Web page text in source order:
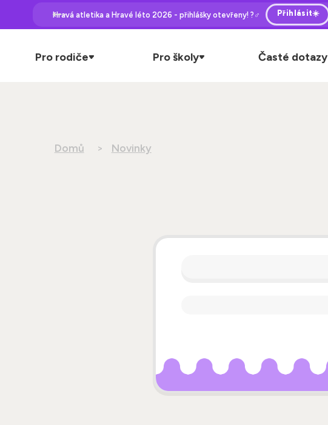
Hravá atletika a Hravé léto 2026 - přihlášky otevřeny! ?‍♂️ Přihlásit☀️
Pro rodiče Pro školy Časté dotazy
Domů Novinky